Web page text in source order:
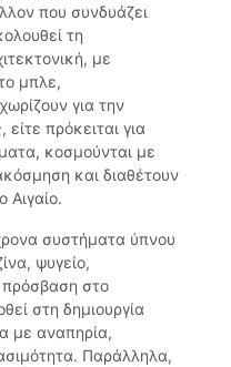
που συνδυάζει
τη
με
μπλε,
για την
πρόκειται για
κοσμούνται με
και διαθέτουν
Αιγαίο.
συστήματα ύπνου
ψυγείο,
πρόσβαση στο
στη δημιουργία
με αναπηρία,
Παράλληλα,